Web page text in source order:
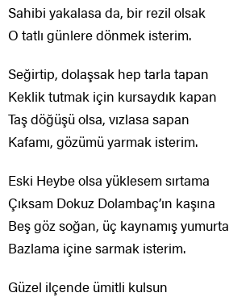
Sahibi yakalasa da, bir rezil olsak
O tatlı günlere dönmek isterim.
Seğirtip, dolaşsak hep tarla tapan
Keklik tutmak için kursaydık kapan
Taş döğüşü olsa, vızlasa sapan
Kafamı, gözümü yarmak isterim.
Eski Heybe olsa yüklesem sırtama
Çıksam Dokuz Dolambaç’ın kaşına
Beş göz soğan, üç kaynamış yumurta
Bazlama içine sarmak isterim.
Güzel ilçende ümitli kulsun